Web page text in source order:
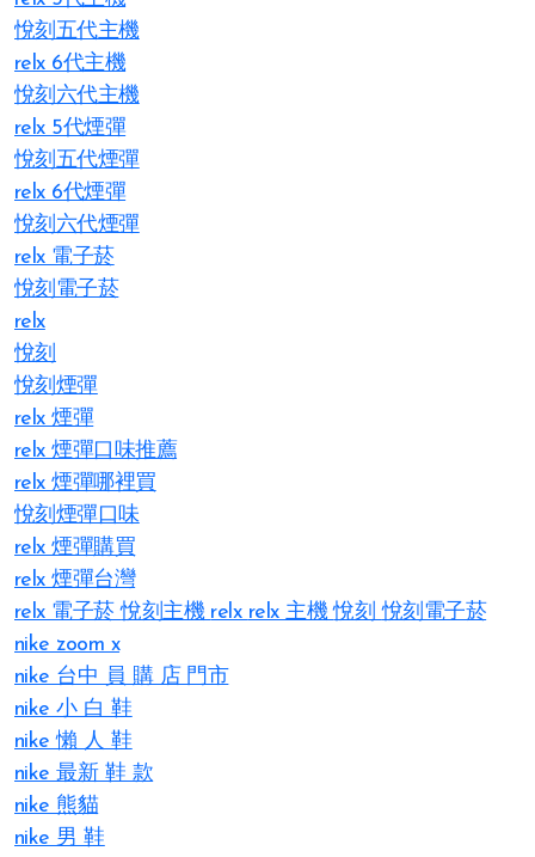
悅刻五代主機
relx 6代主機
悅刻六代主機
relx 5代煙彈
悅刻五代煙彈
relx 6代煙彈
悅刻六代煙彈
relx 電子菸
悅刻電子菸
relx
悅刻
悅刻煙彈
relx 煙彈
relx 煙彈口味推薦
relx 煙彈哪裡買
悅刻煙彈口味
relx 煙彈購買
relx 煙彈台灣
relx 電子菸悅刻主機 relx relx 主機悅刻悅刻電子菸
nike zoom x
nike 台中 員 購 店 門市
nike 小 白 鞋
nike 懶 人 鞋
nike 最新 鞋 款
nike 熊貓
nike 男 鞋